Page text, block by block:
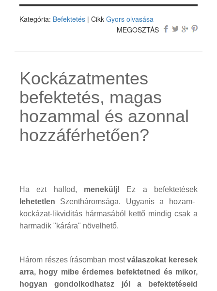
Kategória: Befektetés | Cikk Gyors olvasása
MEGOSZTÁS
Kockázatmentes
befektetés, magas
hozammal és azonnal
hozzáférhetően?
Ha ezt hallod, menekülj! Ez a befektetések
lehetetlen Szentháromsága. Ugyanis a hozam-
kockázat-likviditás hármasából kettő mindig csak a
harmadik "kárára" növelhető.
Három részes írásomban mostválaszokat keresek
arra, hogy mibe érdemes befektetned és mikor,
hogyan gondolkodhatsz jól a befektetéseid